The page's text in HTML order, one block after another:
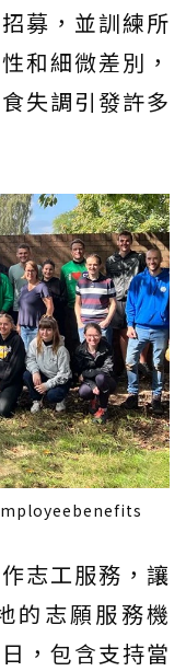
募，並訓練所
和細微差別，
失調引發許多
志工服務，讓
的志願服務機
，包含支持當